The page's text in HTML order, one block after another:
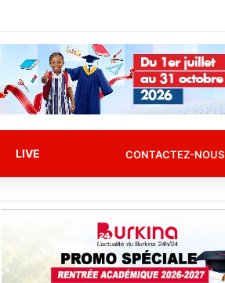
LIVE CONTACTEZ-NOUS